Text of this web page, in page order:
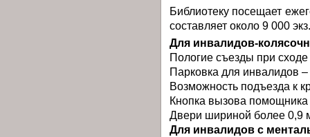
Библиотеку посещает
составляет около 9 000 экз.
Для инвалидов-
Пологие съезды при сходе
Парковка для инвалидов
Возможность подъезда к
Кнопка вызова
Двери шириной более 0,9
Для инвалидов с